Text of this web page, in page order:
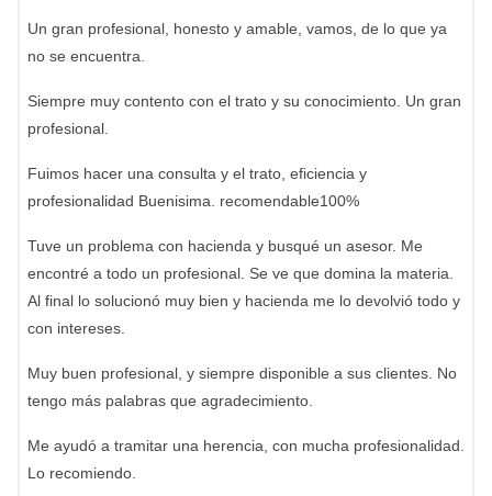
Un gran profesional, honesto y amable, vamos, de lo que ya
no se encuentra.
Siempre muy contento con el trato y su conocimiento. Un gran
profesional.
Fuimos hacer una consulta y el trato, eficiencia y
profesionalidad Buenisima. recomendable100%
Tuve un problema con hacienda y busqué un asesor. Me
encontré a todo un profesional. Se ve que domina la materia.
Al final lo solucionó muy bien y hacienda me lo devolvió todo y
con intereses.
Muy buen profesional, y siempre disponible a sus clientes. No
tengo más palabras que agradecimiento.
Me ayudó a tramitar una herencia, con mucha profesionalidad.
Lo recomiendo.